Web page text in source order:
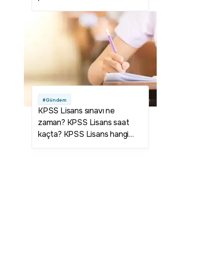
#Gündem
KPSS Lisans sınavı ne
zaman? KPSS Lisans saat
kaçta? KPSS Lisans hangi